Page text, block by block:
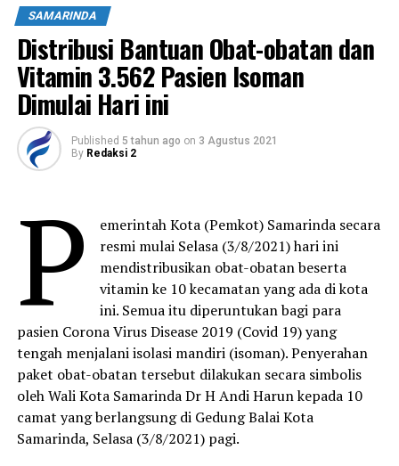
SAMARINDA
Distribusi Bantuan Obat-obatan dan
Vitamin 3.562 Pasien Isoman
Dimulai Hari ini
Published 5 tahun ago on 3 Agustus 2021
By Redaksi 2
P
emerintah Kota (Pemkot) Samarinda secara
resmi mulai Selasa (3/8/2021) hari ini
mendistribusikan obat-obatan beserta
vitamin ke 10 kecamatan yang ada di kota
ini. Semua itu diperuntukan bagi para
pasien Corona Virus Disease 2019 (Covid 19) yang
tengah menjalani isolasi mandiri (isoman). Penyerahan
paket obat-obatan tersebut dilakukan secara simbolis
oleh Wali Kota Samarinda Dr H Andi Harun kepada 10
camat yang berlangsung di Gedung Balai Kota
Samarinda, Selasa (3/8/2021) pagi.